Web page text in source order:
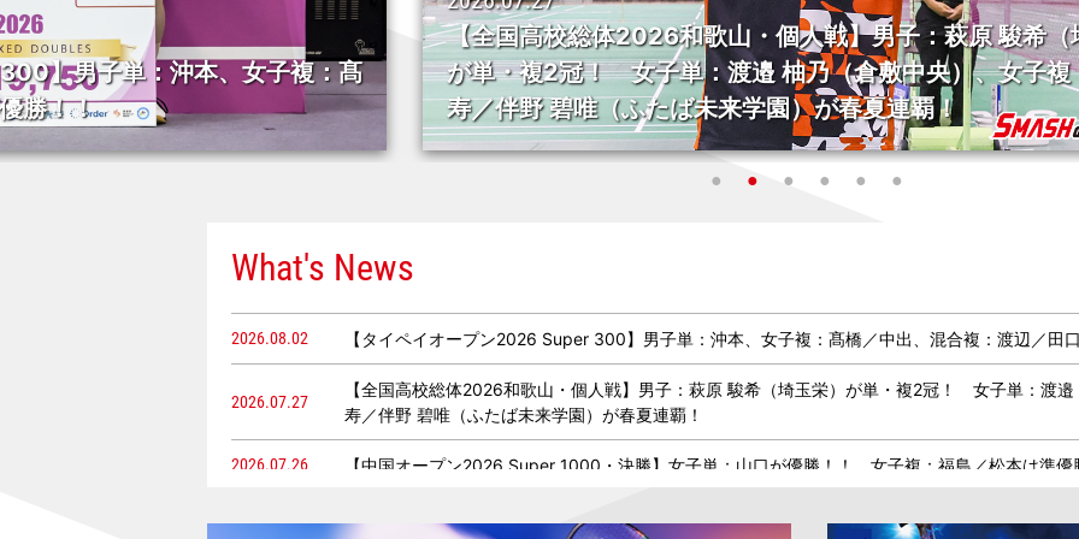
】男子：萩原 駿希（埼玉栄）
倉敷中央）、女子複：上野 優
春夏連覇！
2026.07.26
【中国オープン2026 Super 1000・決勝】女子単：山口
勝！！ 女子複：福島／松本は準優勝
What's News
2026.08.02 【タイペイオープン2026 Super 300】男子単：沖本、女子複：髙橋／中出、混合複：渡辺／田
2026.07.27
【全国高校総体2026和歌山・個人戦】男子：萩原 駿希（埼玉栄）が単・複2冠！ 女子単：渡
寿／伴野 碧唯（ふたば未来学園）が春夏連覇！
2026.07.26 【中国オープン2026 Super 1000・決勝】女子単：山口が優勝！！ 女子複：福島／松本は準優